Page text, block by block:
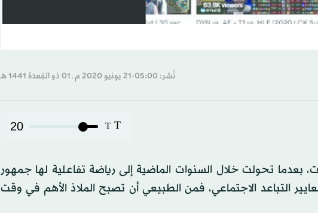
نُشر: 05:00-21 يونيو 2020 م ـ 01 ذو القِعدة 1441 هـ
T
T
20
بعدما تحولت خلال السنوات الماضية إلى رياضة تفاعلية لها جمهور
التباعد الاجتماعي، فمن الطبيعي أن تصبح الملاذ الأهم في وقت